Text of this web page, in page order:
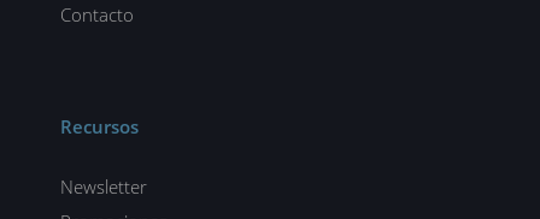
Contacto
Recursos
Newsletter